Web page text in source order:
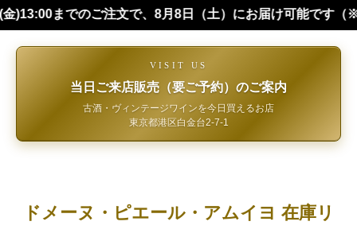
文で、8月8日（土）にお届け可能です（※四国・中国
VISIT US
当日ご来店販売（要ご予約）のご案内
古酒・ヴィンテージワインを今日買えるお店
東京都港区白金台2-7-1
ドメーヌ・ピエール・アムイヨ 在庫リ